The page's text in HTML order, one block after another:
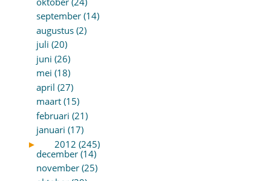
september (14)
augustus (2)
juli (20)
juni (26)
mei (18)
april (27)
maart (15)
februari (21)
januari (17)
►
2012 (245)
december (14)
november (25)